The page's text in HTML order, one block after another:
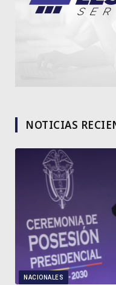
NOTICIAS
NACIONALES